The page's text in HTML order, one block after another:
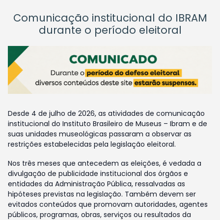
Comunicação institucional do IBRAM
durante o período eleitoral
Desde 4 de julho de 2026, as atividades de comunicação
institucional do Instituto Brasileiro de Museus – Ibram e de
suas unidades museológicas passaram a observar as
restrições estabelecidas pela legislação eleitoral.
Nos três meses que antecedem as eleições, é vedada a
divulgação de publicidade institucional dos órgãos e
entidades da Administração Pública, ressalvadas as
hipóteses previstas na legislação. Também devem ser
evitados conteúdos que promovam autoridades, agentes
públicos, programas, obras, serviços ou resultados da